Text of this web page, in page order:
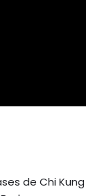
de Chi Kung